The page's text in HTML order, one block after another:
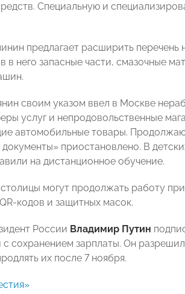
Специальную и
предлагает расширить
в него запасные части, смазочные
своим указом ввел в Москве
услуг и непродовольственные
автомобильные товары.
приостановлено. В
на дистанционное обучение.
могут продолжать работу
кодов и защитных масок.
России Владимир Путин
с сохранением зарплаты. Он
их после 7 ноября.